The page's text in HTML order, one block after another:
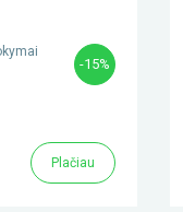
-15%
Plačiau